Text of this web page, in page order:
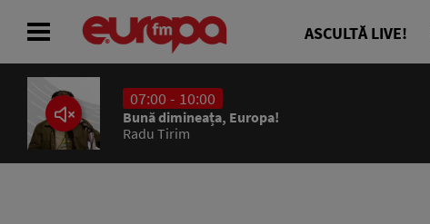
ASCULTĂ LIVE!
07:00 - 10:00
Bună dimineața, Europa!
Radu Tirim
ACASĂ
ȘTIRI